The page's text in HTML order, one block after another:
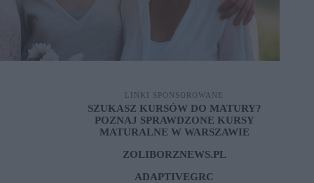
LINKI SPONSOROWANE
SZUKASZ KURSÓW DO MATURY?
POZNAJ SPRAWDZONE KURSY
MATURALNE W WARSZAWIE
ZOLIBORZNEWS.PL
ADAPTIVEGRC